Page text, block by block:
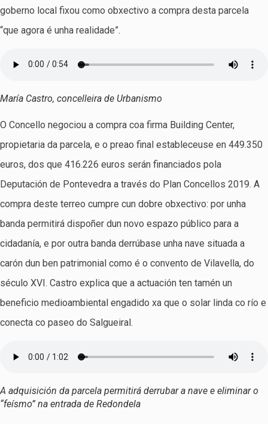
goberno local fixou como obxectivo a compra desta parcela
“que agora é unha realidade”.
María Castro, concelleira de Urbanismo
O Concello negociou a compra coa firma Building Center,
propietaria da parcela, e o preao final estableceuse en 449.350
euros, dos que 416.226 euros serán financiados pola
Deputación de Pontevedra a través do Plan Concellos 2019. A
compra deste terreo cumpre cun dobre obxectivo: por unha
banda permitirá dispoñer dun novo espazo público para a
cidadanía, e por outra banda derrúbase unha nave situada a
carón dun ben patrimonial como é o convento de Vilavella, do
século XVI. Castro explica que a actuación ten tamén un
beneficio medioambiental engadido xa que o solar linda co río e
conecta co paseo do Salgueiral.
A adquisición da parcela permitirá derrubar a nave e eliminar o
“feísmo” na entrada de Redondela